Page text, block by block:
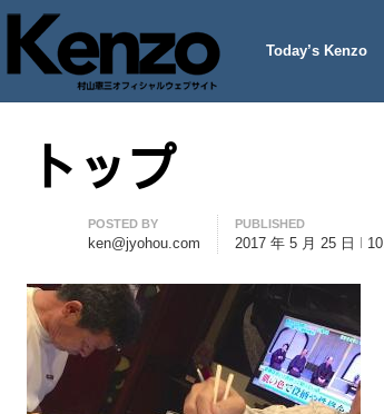
七転八起 – 村山憲三 Official Site
村山憲三ウェブサイト
Today’s Kenzo
トップ
Author
POSTED BY
ken@jyohou.com
PUBLISHED
2017 年 5 月 25 日